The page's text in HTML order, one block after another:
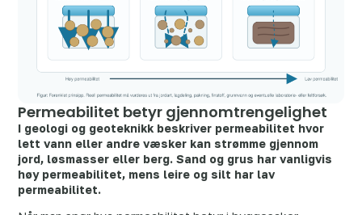
Permeabilitet betyr gjennomtrengelighet
I geologi og geoteknikk beskriver permeabilitet hvor
lett vann eller andre væsker kan strømme gjennom
jord, løsmasser eller berg. Sand og grus har vanligvis
høy permeabilitet, mens leire og silt har lav
permeabilitet.